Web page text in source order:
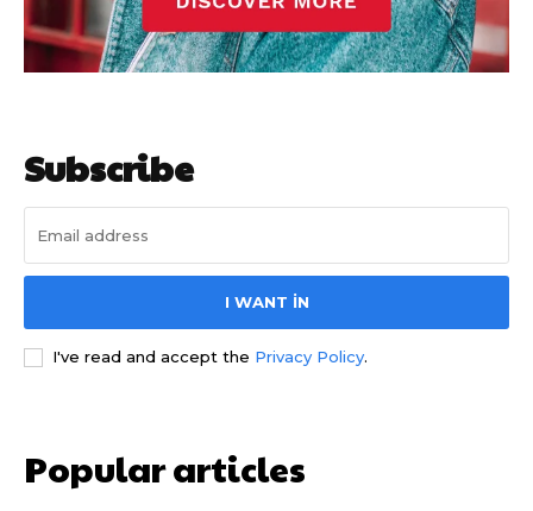
Subscribe
I WANT IN
I've read and accept the Privacy Policy.
Popular articles